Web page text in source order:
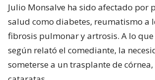
Julio Monsalve ha sido afectado por
salud como diabetes, reumatismo a
fibrosis pulmonar y artrosis. A lo que
según relató el comediante, la
someterse a un trasplante de